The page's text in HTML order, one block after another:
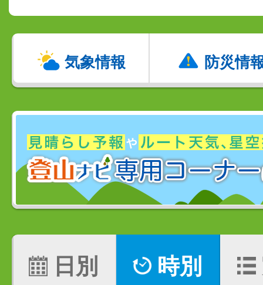
気象情報 防災情
日別 時別